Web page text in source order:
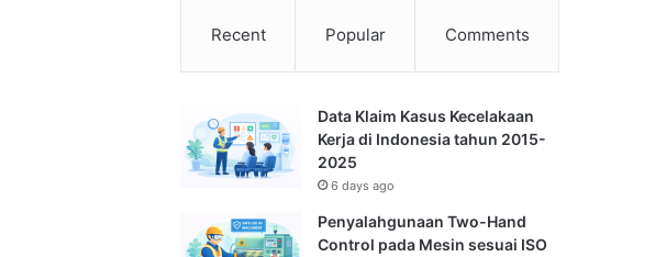
Recent Popular Comments
Data Klaim Kasus Kecelakaan
Kerja di Indonesia tahun 2015-
2025
6 days ago
Penyalahgunaan Two-Hand
Control pada Mesin sesuai ISO